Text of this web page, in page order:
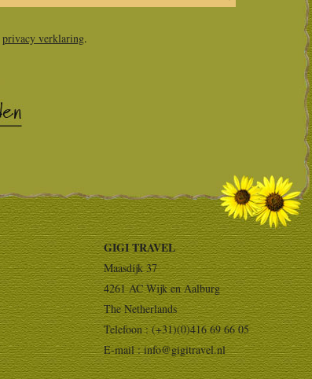
privacy verklaring.
GIGI TRAVEL
Maasdijk 37
4261 AC Wijk en Aalburg
The Netherlands
Telefoon : (+31)(0)416 69 66 05
E-mail :info@gigitravel.nl